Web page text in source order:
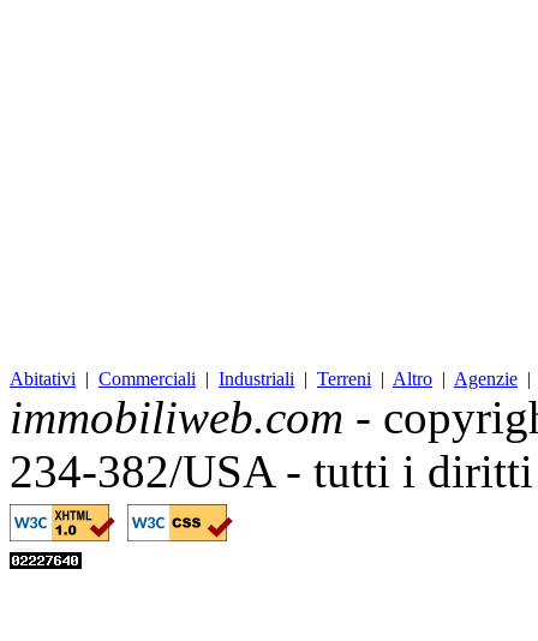
Abitativi | Commerciali | Industriali | Terreni | Altro | Agenzie
immobiliweb.com -
234-382/USA - tutti i